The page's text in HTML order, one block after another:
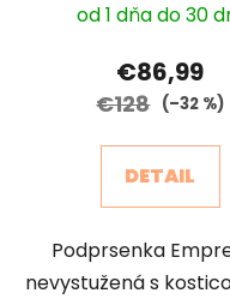
je
5
od 1 dňa do 30
€86,99
€128 (–32 %)
DETAIL
Podprsenka
nevystužená s